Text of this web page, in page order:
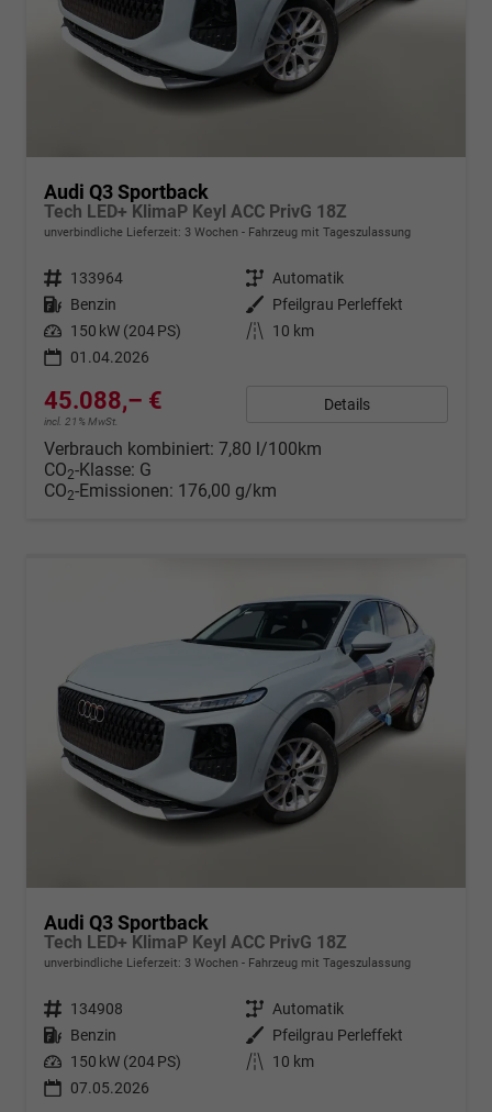
Audi Q3 Sportback
Tech LED+ KlimaP Keyl ACC PrivG 18Z
unverbindliche Lieferzeit: 3 Wochen Fahrzeug mit Tageszulassung
Fahrzeugnr. 133964 Getriebe Automatik
Kraftstoff Benzin Außenfarbe Pfeilgrau Perleffekt
Leistung 150 kW (204 PS) Kilometerstand
10 km
01.04.2026
45.088,– €
incl. 21% MwSt.
Details
Verbrauch kombiniert: 7,80 l/100km
CO2-Klasse: G
CO2-Emissionen: 176,00 g/km
Audi Q3 Sportback
Tech LED+ KlimaP Keyl ACC PrivG 18Z
unverbindliche Lieferzeit: 3 Wochen Fahrzeug mit Tageszulassung
Fahrzeugnr. 134908 Getriebe Automatik
Kraftstoff Benzin Außenfarbe Pfeilgrau Perleffekt
Leistung 150 kW (204 PS) Kilometerstand
10 km
07.05.2026